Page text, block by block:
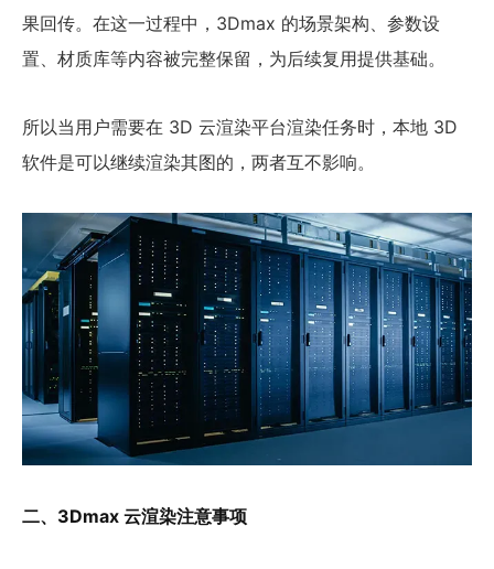
果回传。在这一过程中，3Dmax 的场景架构、参数设
置、材质库等内容被完整保留，为后续复用提供基础。
所以当用户需要在 3D 云渲染平台渲染任务时，本地 3D
软件是可以继续渲染其图的，两者互不影响。
二、3Dmax 云渲染注意事项